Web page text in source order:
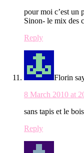
pour moi c’est
Sinon- le mix des
Reply
Florin
8 March 2010 at
sans tapis et le
Reply